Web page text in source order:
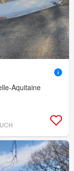
Aquitaine